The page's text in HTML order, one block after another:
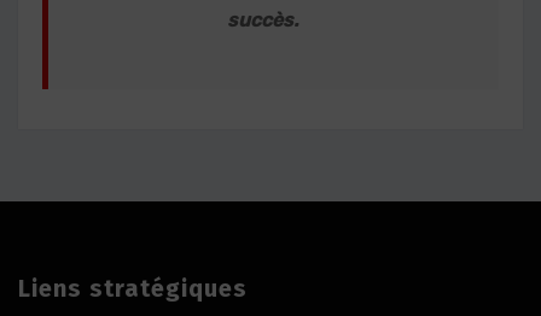
succès.
Liens stratégiques